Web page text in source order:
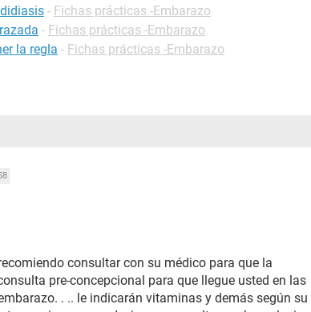
- Fichas prácticas -Embarazo
- Fichas prácticas -Embarazo
la regla - Fichas prácticas -Embarazo
consultar con su médico para que la
pre-concepcional para que llegue usted en las
. .. le indicarán vitaminas y demás según su